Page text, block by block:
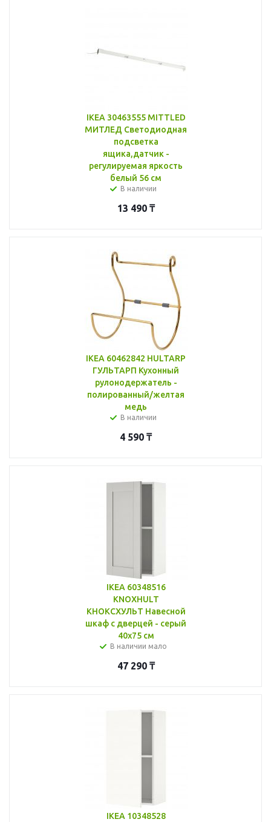
IKEA 30463555 MITTLED
МИТЛЕД Светодиодная
подсветка
ящика,датчик -
регулируемая яркость
белый 56 см
В наличии
13 490₸
IKEA 60462842 HULTARP
ГУЛЬТАРП Кухонный
рулонодержатель -
полированный/желтая
медь
В наличии
4 590 ₸
IKEA 60348516
KNOXHULT
КНОКСХУЛЬТ Навесной
шкаф с дверцей - серый
40x75 см
В наличии мало
47 290₸
IKEA 10348528